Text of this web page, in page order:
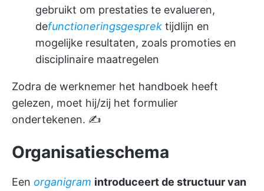
gebruikt om prestaties te evalueren,
defunctioneringsgesprek tijdlijn en
mogelijke resultaten, zoals promoties en
disciplinaire maatregelen
Zodra de werknemer het handboek heeft
gelezen, moet hij/zij het formulier
ondertekenen. ✍️
Organisatieschema
Een organigram introduceert de structuur van